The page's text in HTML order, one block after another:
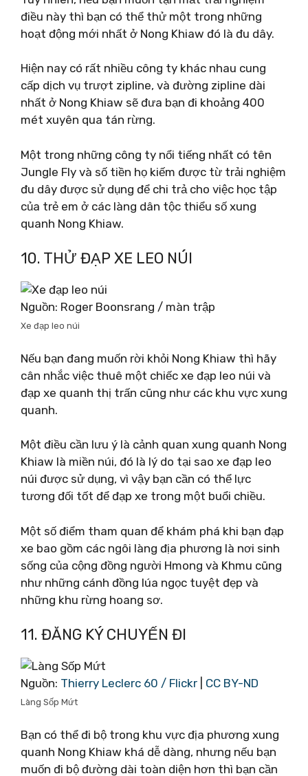
điều này thì bạn có thể thử một trong những
hoạt động mới nhất ở Nong Khiaw đó là đu dây.
Hiện nay có rất nhiều công ty khác nhau cung
cấp dịch vụ trượt zipline, và đường zipline dài
nhất ở Nong Khiaw sẽ đưa bạn đi khoảng 400
mét xuyên qua tán rừng.
Một trong những công ty nổi tiếng nhất có tên
Jungle Fly và số tiền họ kiếm được từ trải nghiệm
đu dây được sử dụng để chi trả cho việc học tập
của trẻ em ở các làng dân tộc thiểu số xung
quanh Nong Khiaw.
10. THỬ ĐẠP XE LEO NÚI
Nguồn: Roger Boonsrang / màn trập
Xe đạp leo núi
Nếu bạn đang muốn rời khỏi Nong Khiaw thì hãy
cân nhắc việc thuê một chiếc xe đạp leo núi và
đạp xe quanh thị trấn cũng như các khu vực xung
quanh.
Một điều cần lưu ý là cảnh quan xung quanh Nong
Khiaw là miền núi, đó là lý do tại sao xe đạp leo
núi được sử dụng, vì vậy bạn cần có thể lực
tương đối tốt để đạp xe trong một buổi chiều.
Một số điểm tham quan để khám phá khi bạn đạp
xe bao gồm các ngôi làng địa phương là nơi sinh
sống của cộng đồng người Hmong và Khmu cũng
như những cánh đồng lúa ngọc tuyệt đẹp và
những khu rừng hoang sơ.
11. ĐĂNG KÝ CHUYẾN ĐI
Nguồn: Thierry Leclerc 60 / Flickr CC BY-ND
Làng Sốp Mứt
Bạn có thể đi bộ trong khu vực địa phương xung
quanh Nong Khiaw khá dễ dàng, nhưng nếu bạn
muốn đi bộ đường dài toàn diện hơn thì bạn cần